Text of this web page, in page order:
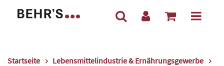
Startseite
Lebensmittelindustrie & Ernährungsgewerbe